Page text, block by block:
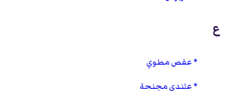
ع
عفص مطوي
علندى مجنحة